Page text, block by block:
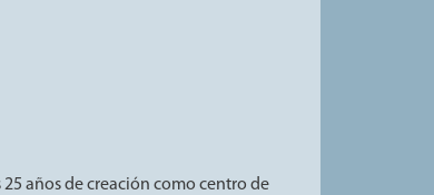
25 años de creación como centro de